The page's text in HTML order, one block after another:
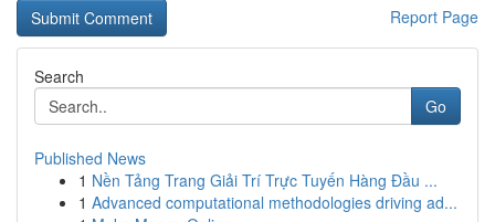
Report Page
Search
Go
Published News
1 Nền Tảng Trang Giải Trí Trực Tuyến Hàng Đầu ...
1 Advanced computational methodologies driving ad...